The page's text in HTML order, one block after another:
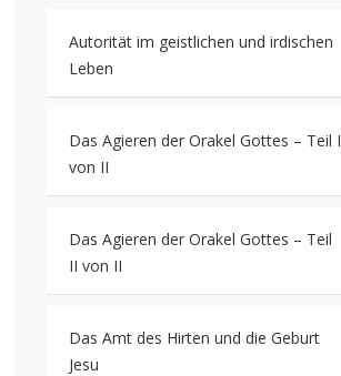
Autorität im geistlichen und irdischen
Leben
Das Agieren der Orakel Gottes – Teil I
von II
Das Agieren der Orakel Gottes – Teil
II von II
Das Amt des Hirten und die Geburt
Jesu